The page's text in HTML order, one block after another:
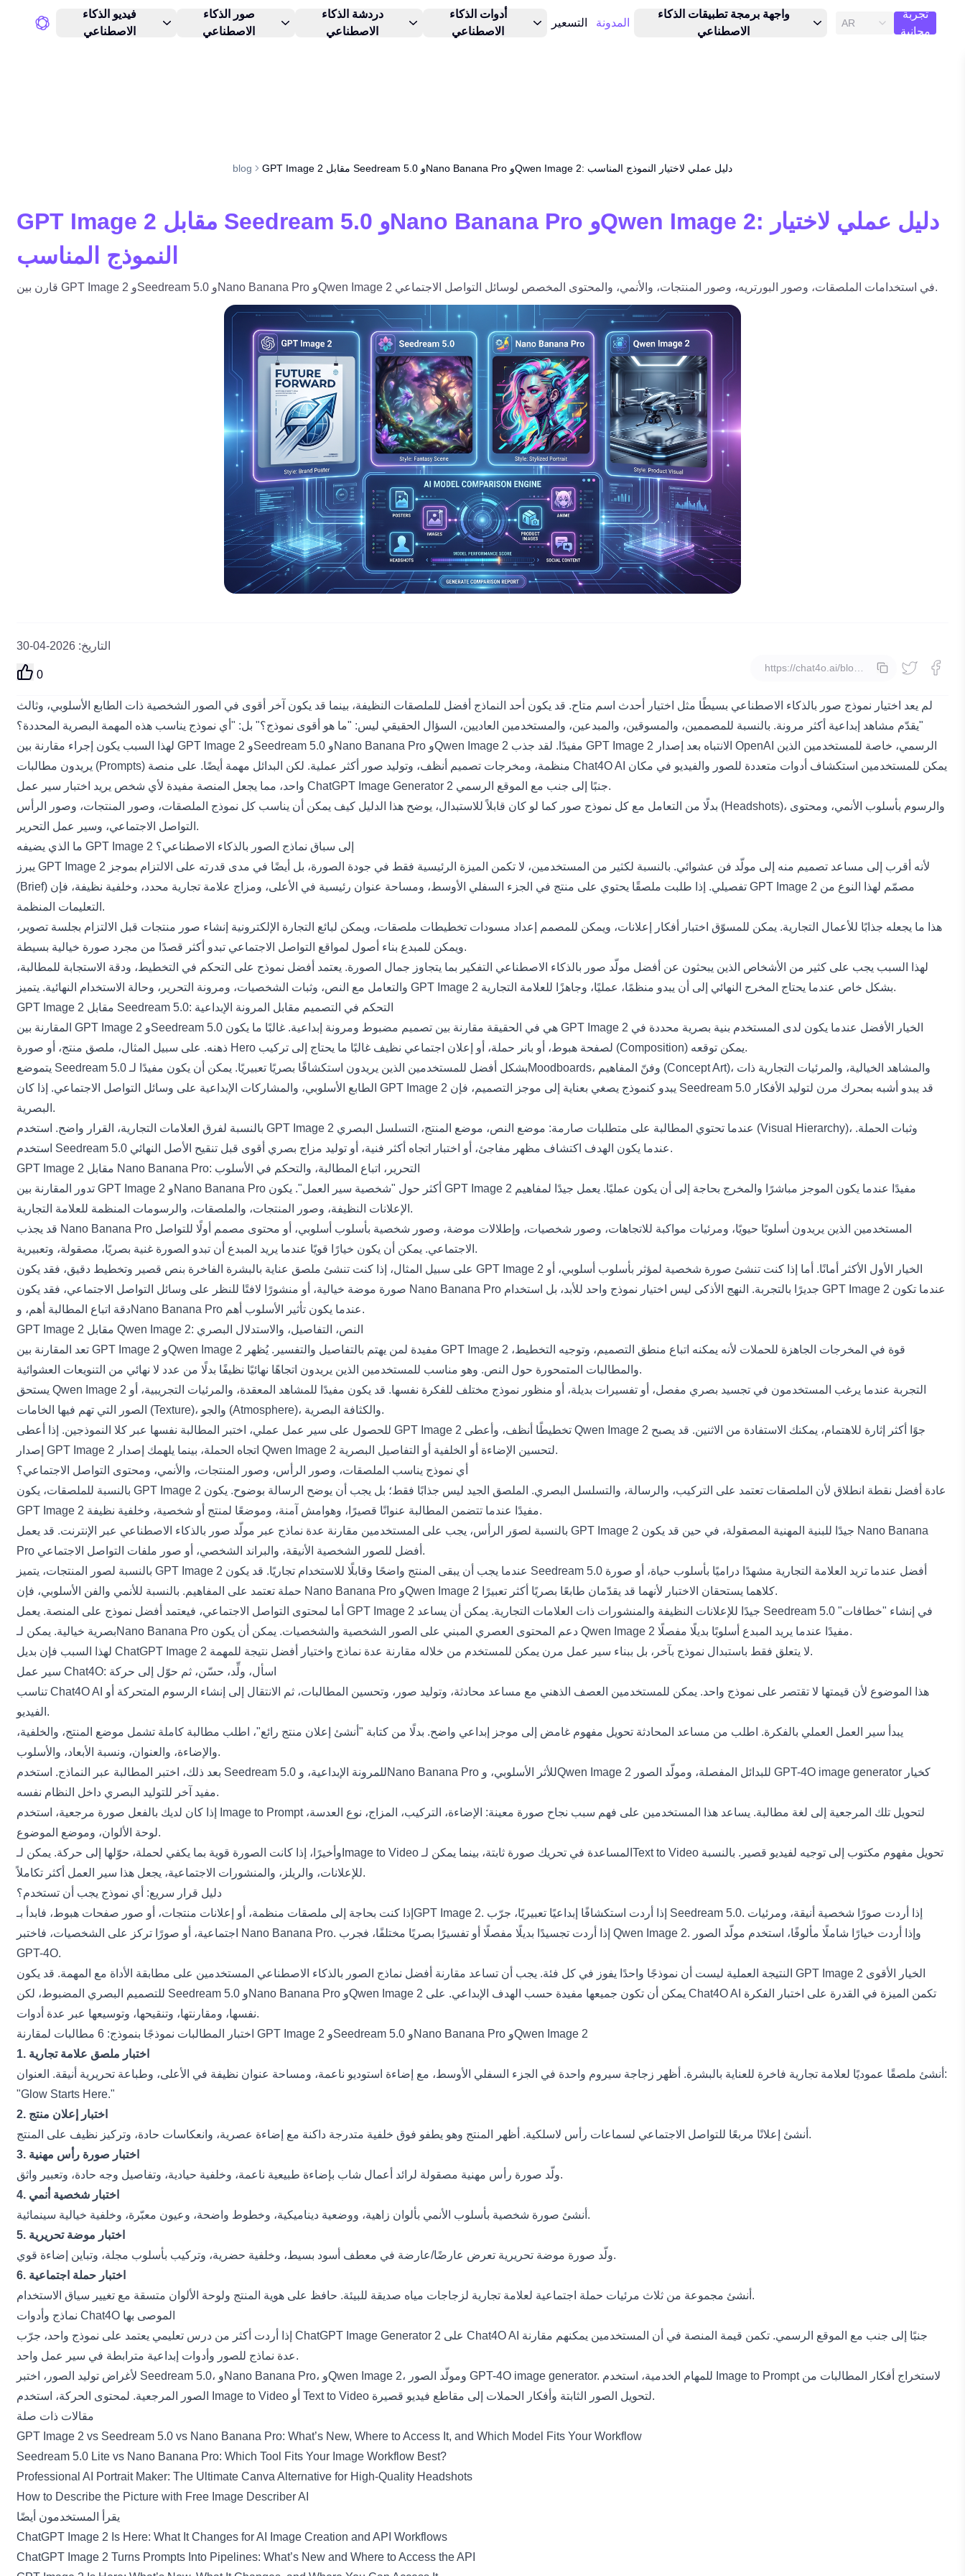
فيديو الذكاء
الاصطناعي
صور الذكاء
الاصطناعي
دردشة الذكاء
الاصطناعي
أدوات الذكاء
الاصطناعي
التسعير المدونة
واجهة برمجة تطبيقات الذكاء
الاصطناعي
AR
تجربة
مجانية
blog GPT Image 2 مقابل Seedream 5.0 وNano Banana Pro وQwen Image 2: دليل عملي لاختيار النموذج المناسب
GPT Image 2 مقابل Seedream 5.0 وNano Banana Pro وQwen Image 2: دليل عملي لاختيار
النموذج المناسب
قارن بين GPT Image 2 وSeedream 5.0 وNano Banana Pro وQwen Image 2 في استخدامات الملصقات، وصور البورتريه، وصور المنتجات، والأنمي، والمحتوى المخصص لوسائل التواصل الاجتماعي.
التاريخ:
2026-04-30
0 نسخ
لم يعد اختيار نموذج صور بالذكاء الاصطناعي بسيطًا مثل اختيار أحدث اسم متاح. قد يكون أحد النماذج أفضل للملصقات النظيفة، بينما قد يكون آخر أقوى في الصور الشخصية ذات الطابع الأسلوبي، وثالث
يقدّم مشاهد إبداعية أكثر مرونة. بالنسبة للمصممين، والمسوقين، والمبدعين، والمستخدمين العاديين، السؤال الحقيقي ليس: "ما هو أقوى نموذج؟" بل: "أي نموذج يناسب هذه المهمة البصرية المحددة؟"
لهذا السبب يكون إجراء مقارنة بين GPT Image 2 وSeedream 5.0 وNano Banana Pro وQwen Image 2 مفيدًا. لقد جذب GPT Image 2 الانتباه بعد إصدار OpenAI الرسمي، خاصة للمستخدمين الذين
يريدون مطالبات (Prompts) منظمة، ومخرجات تصميم أنظف، وتوليد صور أكثر عملية. لكن البدائل مهمة أيضًا. على منصة Chat4O AI يمكن للمستخدمين استكشاف أدوات متعددة للصور والفيديو في مكان
ChatGPT Image Generator 2
جنبًا إلى جنب مع الموقع الرسمي.
بدلًا من التعامل مع كل نموذج صور كما لو كان قابلاً للاستبدال، يوضح هذا الدليل كيف يمكن أن يناسب كل نموذج الملصقات، وصور المنتجات، وصور الرأس (Headshots)، والرسوم بأسلوب الأنمي، ومحتوى
التواصل الاجتماعي، وسير عمل التحرير.
ما الذي يضيفه GPT Image 2 إلى سباق نماذج الصور بالذكاء الاصطناعي؟
يبرز GPT Image 2 لأنه أقرب إلى مساعد تصميم منه إلى مولّد فن عشوائي. بالنسبة لكثير من المستخدمين، لا تكمن الميزة الرئيسية فقط في جودة الصورة، بل أيضًا في مدى قدرته على الالتزام بموجز
(Brief) تفصيلي. إذا طلبت ملصقًا يحتوي على منتج في الجزء السفلي الأوسط، ومساحة عنوان رئيسية في الأعلى، ومزاج علامة تجارية محدد، وخلفية نظيفة، فإن GPT Image 2 مصمّم لهذا النوع من
التعليمات المنظمة.
هذا ما يجعله جذابًا للأعمال التجارية. يمكن للمسوّق اختبار أفكار إعلانات، ويمكن للمصمم إعداد مسودات تخطيطات ملصقات، ويمكن لبائع التجارة الإلكترونية إنشاء صور منتجات قبل الالتزام بجلسة تصوير،
ويمكن للمبدع بناء أصول لمواقع التواصل الاجتماعي تبدو أكثر قصدًا من مجرد صورة خيالية بسيطة.
لهذا السبب يجب على كثير من الأشخاص الذين يبحثون عن أفضل مولّد صور بالذكاء الاصطناعي التفكير بما يتجاوز جمال الصورة. يعتمد أفضل نموذج على التحكم في التخطيط، ودقة الاستجابة للمطالبة،
والتعامل مع النص، وثبات الشخصيات، ومرونة التحرير، وحالة الاستخدام النهائية. يتميز GPT Image 2 بشكل خاص عندما يحتاج المخرج النهائي إلى أن يبدو منظمًا، عمليًا، وجاهزًا للعلامة التجارية.
GPT Image 2 مقابل Seedream 5.0: التحكم في التصميم مقابل المرونة الإبداعية
المقارنة بين GPT Image 2 وSeedream 5.0 هي في الحقيقة مقارنة بين تصميم مضبوط ومرونة إبداعية. غالبًا ما يكون GPT Image 2 الخيار الأفضل عندما يكون لدى المستخدم بنية بصرية محددة في
ذهنه. على سبيل المثال، ملصق منتج، أو صورة Hero لصفحة هبوط، أو بانر حملة، أو إعلان اجتماعي نظيف غالبًا ما يحتاج إلى تركيب (Composition) يمكن توقعه.
Seedream 5.0
الطابع الأسلوبي، والمشاركات الإبداعية على وسائل التواصل الاجتماعي. إذا كان GPT Image 2 يبدو كنموذج يصغي بعناية إلى موجز التصميم، فإن Seedream 5.0 قد يبدو أشبه بمحرك مرن لتوليد الأفكار
البصرية.
بالنسبة لفرق العلامات التجارية، القرار واضح. استخدم GPT Image 2 عندما تحتوي المطالبة على متطلبات صارمة: موضع النص، موضع المنتج، التسلسل البصري (Visual Hierarchy)، وثبات الحملة.
استخدم Seedream 5.0 عندما يكون الهدف اكتشاف مظهر مفاجئ، أو اختبار اتجاه أكثر فنية، أو توليد مزاج بصري أقوى قبل تنقيح الأصل النهائي.
GPT Image 2 مقابل Nano Banana Pro: التحرير، اتباع المطالبة، والتحكم في الأسلوب
تدور المقارنة بين GPT Image 2 وNano Banana Pro أكثر حول "شخصية سير العمل". يكون GPT Image 2 مفيدًا عندما يكون الموجز مباشرًا والمخرج بحاجة إلى أن يكون عمليًا. يعمل جيدًا لمفاهيم
الإعلانات النظيفة، وصور المنتجات، والملصقات، والرسومات المنظمة للعلامة التجارية.
Nano Banana Pro
الاجتماعي. يمكن أن يكون خيارًا قويًا عندما يريد المبدع أن تبدو الصورة غنية بصريًا، مصقولة، وتعبيرية.
على سبيل المثال، إذا كنت تنشئ ملصق عناية بالبشرة الفاخرة بنص قصير وتخطيط دقيق، فقد يكون GPT Image 2 الخيار الأول الأكثر أمانًا. أما إذا كنت تنشئ صورة شخصية لمؤثر بأسلوب أسلوبي، أو
صورة موضة خيالية، أو منشورًا لافتًا للنظر على وسائل التواصل الاجتماعي، فقد يكون Nano Banana Pro جديرًا بالتجربة. النهج الأذكى ليس اختيار نموذج واحد للأبد، بل استخدام GPT Image 2 عندما تكون
دقة اتباع المطالبة أهم، وNano Banana Pro عندما يكون تأثير الأسلوب أهم.
GPT Image 2 مقابل Qwen Image 2: النص، التفاصيل، والاستدلال البصري
تعد المقارنة بين GPT Image 2 وQwen Image 2 مفيدة لمن يهتم بالتفاصيل والتفسير. يُظهر GPT Image 2 قوة في المخرجات الجاهزة للحملات لأنه يمكنه اتباع منطق التصميم، وتوجيه التخطيط،
والمطالبات المتمحورة حول النص. وهو مناسب للمستخدمين الذين يريدون اتجاهًا نهائيًا نظيفًا بدلًا من عدد لا نهائي من التنويعات العشوائية.
Qwen Image 2
الصور التي تهم فيها الخامات (Texture)، والجو (Atmosphere)، والكثافة البصرية.
للحصول على سير عمل عملي، اختبر المطالبة نفسها عبر كلا النموذجين. إذا أعطى GPT Image 2 تخطيطًا أنظف، وأعطى Qwen Image 2 جوًا أكثر إثارة للاهتمام، يمكنك الاستفادة من الاثنين. قد يصبح
إصدار GPT Image 2 اتجاه الحملة، بينما يلهمك إصدار Qwen Image 2 لتحسين الإضاءة أو الخلفية أو التفاصيل البصرية.
أي نموذج يناسب الملصقات، وصور الرأس، وصور المنتجات، والأنمي، ومحتوى التواصل الاجتماعي؟
بالنسبة للملصقات، يكون GPT Image 2 عادة أفضل نقطة انطلاق لأن الملصقات تعتمد على التركيب، والرسالة، والتسلسل البصري. الملصق الجيد ليس جذابًا فقط؛ بل يجب أن يوضح الرسالة بوضوح. يكون
GPT Image 2 مفيدًا عندما تتضمن المطالبة عنوانًا قصيرًا، وهوامش آمنة، وموضعًا لمنتج أو شخصية، وخلفية نظيفة.
بالنسبة لصوَر الرأس، يجب على المستخدمين مقارنة عدة نماذج عبر مولّد صور بالذكاء الاصطناعي عبر الإنترنت. قد يعمل GPT Image 2 جيدًا للبنية المهنية المصقولة، في حين قد يكون Nano Banana
Pro أفضل للصور الشخصية الأنيقة، والبراند الشخصي، أو صور ملفات التواصل الاجتماعي.
بالنسبة لصور المنتجات، يتميز GPT Image 2 عندما يجب أن يبقى المنتج واضحًا وقابلًا للاستخدام تجاريًا. قد يكون Seedream 5.0 أفضل عندما تريد العلامة التجارية مشهدًا دراميًا بأسلوب حياة، أو صورة
حملة تعتمد على المفاهيم. بالنسبة للأنمي والفن الأسلوبي، فإن Nano Banana Pro وQwen Image 2 كلاهما يستحقان الاختبار لأنهما قد يقدّمان طابعًا بصريًا أكثر تعبيرًا.
أما لمحتوى التواصل الاجتماعي، فيعتمد أفضل نموذج على المنصة. يعمل GPT Image 2 جيدًا للإعلانات النظيفة والمنشورات ذات العلامات التجارية. يمكن أن يساعد Seedream 5.0 في إنشاء "خطافات"
بصرية خيالية. يمكن لـNano Banana Pro دعم المحتوى العصري المبني على الصور الشخصية والشخصيات. يمكن أن يكون Qwen Image 2 مفيدًا عندما يريد المبدع أسلوبًا بديلًا مفصلًا.
ChatGPT Image 2
لا يتعلق فقط باستبدال نموذج بآخر، بل ببناء سير عمل مرن يمكن للمستخدم من خلاله مقارنة عدة نماذج واختيار أفضل نتيجة للمهمة.
سير عمل Chat4O: اسأل، ولِّد، حسّن، ثم حوّل إلى حركة
تناسب Chat4O AI هذا الموضوع لأن قيمتها لا تقتصر على نموذج واحد. يمكن للمستخدمين العصف الذهني مع مساعد محادثة، وتوليد صور، وتحسين المطالبات، ثم الانتقال إلى إنشاء الرسوم المتحركة أو
الفيديو.
يبدأ سير العمل العملي بالفكرة. اطلب من مساعد المحادثة تحويل مفهوم غامض إلى موجز إبداعي واضح. بدلًا من كتابة "أنشئ إعلان منتج رائع"، اطلب مطالبة كاملة تشمل موضع المنتج، والخلفية،
والإضاءة، والعنوان، ونسبة الأبعاد، والأسلوب.
Seedream 5.0 للمرونة الإبداعية، وNano Banana Pro للأثر الأسلوبي، وQwen Image 2 GPT-4O image generator
مفيد آخر للتوليد البصري داخل النظام نفسه.
Image to Promptلتحويل تلك المرجعية إلى لغة مطالبة. يساعد هذا المستخدمين على فهم سبب نجاح صورة معينة: الإضاءة، التركيب، المزاج، نوع العدسة،
لوحة الألوان، وموضع الموضوع.
وأخيرًا، إذا كانت الصورة قوية بما يكفي لحملة، حوّلها إلى حركة. يمكن لـ Image to Video المساعدة في تحريك صورة ثابتة، بينما يمكن لـ Text to Video
للإعلانات، والريلز، والمنشورات الاجتماعية، يجعل هذا سير العمل أكثر تكاملاً.
دليل قرار سريع: أي نموذج يجب أن تستخدم؟
إذا كنت بحاجة إلى ملصقات منظمة، أو إعلانات منتجات، أو صور صفحات هبوط، فابدأ بـGPT Image 2. إذا أردت استكشافًا إبداعيًا تعبيريًا، جرّب Seedream 5.0. إذا أردت صورًا شخصية أنيقة، ومرئيات
اجتماعية، أو صورًا تركز على الشخصيات، فاختبر Nano Banana Pro. إذا أردت تجسيدًا بديلًا مفصلًا أو تفسيرًا بصريًا مختلفًا، فجرب Qwen Image 2. وإذا أردت خيارًا شاملًا مألوفًا، استخدم مولّد الصور
GPT-4O.
النتيجة العملية ليست أن نموذجًا واحدًا يفوز في كل فئة. يجب أن تساعد مقارنة أفضل نماذج الصور بالذكاء الاصطناعي المستخدمين على مطابقة الأداة مع المهمة. قد يكون GPT Image 2 الخيار الأقوى
للتصميم البصري المضبوط، لكن Seedream 5.0 وNano Banana Pro وQwen Image 2 يمكن أن تكون جميعها مفيدة حسب الهدف الإبداعي. على Chat4O AI تكمن الميزة في القدرة على اختبار الفكرة
نفسها، ومقارنتها، وتنقيحها، وتوسيعها عبر عدة أدوات.
اختبار المطالبات نموذجًا بنموذج: 6 مطالبات لمقارنة GPT Image 2 وSeedream 5.0 وNano Banana Pro وQwen Image 2
1. اختبار ملصق علامة تجارية
أنشئ ملصقًا عموديًا لعلامة تجارية فاخرة للعناية بالبشرة. أظهر زجاجة سيروم واحدة في الجزء السفلي الأوسط، مع إضاءة استوديو ناعمة، ومساحة عنوان نظيفة في الأعلى، وطباعة تحريرية أنيقة. العنوان:
"Glow Starts Here."
2. اختبار إعلان منتج
أنشئ إعلانًا مربعًا للتواصل الاجتماعي لسماعات رأس لاسلكية. أظهر المنتج وهو يطفو فوق خلفية متدرجة داكنة مع إضاءة عصرية، وانعكاسات حادة، وتركيز نظيف على المنتج.
3. اختبار صورة رأس مهنية
ولّد صورة رأس مهنية مصقولة لرائد أعمال شاب بإضاءة طبيعية ناعمة، وخلفية حيادية، وتفاصيل وجه حادة، وتعبير واثق.
4. اختبار شخصية أنمي
أنشئ صورة شخصية بأسلوب الأنمي بألوان زاهية، ووضعية ديناميكية، وخطوط واضحة، وعيون معبّرة، وخلفية خيالية سينمائية.
5. اختبار موضة تحريرية
ولّد صورة موضة تحريرية تعرض عارضًا/عارضة في معطف أسود بسيط، وخلفية حضرية، وتركيب بأسلوب مجلة، وتباين إضاءة قوي.
6. اختبار حملة اجتماعية
أنشئ مجموعة من ثلاث مرئيات حملة اجتماعية لعلامة تجارية لزجاجات مياه صديقة للبيئة. حافظ على هوية المنتج ولوحة الألوان متسقة مع تغيير سياق الاستخدام.
نماذج وأدوات Chat4O الموصى بها
ChatGPT Image Generator 2
عدة نماذج للصور وأدوات إبداعية مترابطة في سير عمل واحد.
Seedream 5.0 ، وNano Banana Pro ، وQwen Image 2 GPT-4O image generator Image to Promptلاستخراج أفكار المطالبات من
Image to Video Text to Video
لتحويل الصور الثابتة وأفكار الحملات إلى مقاطع فيديو قصيرة.
مقالات ذات صلة
GPT Image 2 vs Seedream 5.0 vs Nano Banana Pro: What’s New, Where to Access It, and Which Model Fits Your Workflow
Seedream 5.0 Lite vs Nano Banana Pro: Which Tool Fits Your Image Workflow Best?
Professional AI Portrait Maker: The Ultimate Canva Alternative for High-Quality Headshots
How to Describe the Picture with Free Image Describer AI
يقرأ المستخدمون أيضًا
ChatGPT Image 2 Is Here: What It Changes for AI Image Creation and API Workflows
ChatGPT Image 2 Turns Prompts Into Pipelines: What’s New and Where to Access the API